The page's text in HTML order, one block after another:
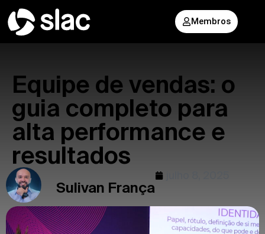
Membros
Equipe de vendas: o
guia completo para
alta performance e
resultados
Sulivan França